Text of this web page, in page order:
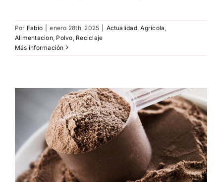
Por Fabio enero 28th, 2025 Actualidad,Agricola
Alimentacion, Polvo Reciclaje
Más información